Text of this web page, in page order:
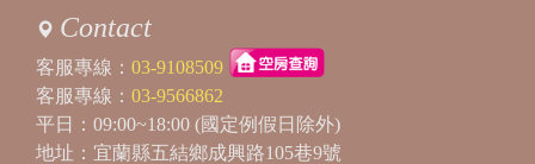
Contact
客服專線： 03-9108509
客服專線： 03-9566862
平日：09:00~18:00 (國定例假日除外)
地址：宜蘭縣五結鄉成興路105巷9號